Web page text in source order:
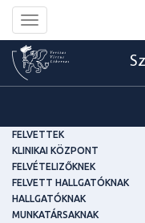
Toggle
navigation
FELVETTEK
KLINIKAI KÖZPONT
FELVÉTELIZŐKNEK
FELVETT HALLGATÓKNAK
HALLGATÓKNAK
MUNKATÁRSAKNAK